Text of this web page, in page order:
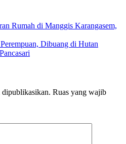
Rumah di Manggis Karangasem,
Dibuang di Hutan
Ruas yang wajib